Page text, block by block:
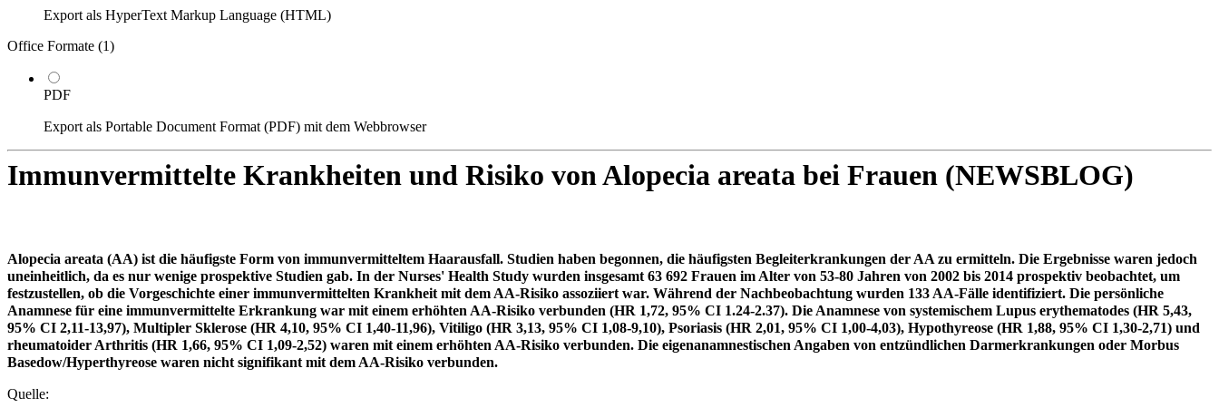
Export als HyperText Markup Language (HTML)
Office Formate (1)
PDF
Export als Portable Document Format (PDF) mit dem Webbrowser
Immunvermittelte Krankheiten und Risiko von Alopecia areata bei Frauen (NEWSBLOG)
Alopecia areata (AA) ist die häufigste Form von immunvermitteltem Haarausfall. Studien haben begonnen, die häufigsten Begleiterkrankungen der AA zu ermitteln. Die Ergebnisse waren jedoch
uneinheitlich, da es nur wenige prospektive Studien gab. In der Nurses' Health Study wurden insgesamt 63 692 Frauen im Alter von 53-80 Jahren von 2002 bis 2014 prospektiv beobachtet, um
festzustellen, ob die Vorgeschichte einer immunvermittelten Krankheit mit dem AA-Risiko assoziiert war. Während der Nachbeobachtung wurden 133 AA-Fälle identifiziert. Die persönliche
Anamnese für eine immunvermittelte Erkrankung war mit einem erhöhten AA-Risiko verbunden (HR 1,72, 95% CI 1.24-2.37). Die Anamnese von systemischem Lupus erythematodes (HR 5,43,
95% CI 2,11-13,97), Multipler Sklerose (HR 4,10, 95% CI 1,40-11,96), Vitiligo (HR 3,13, 95% CI 1,08-9,10), Psoriasis (HR 2,01, 95% CI 1,00-4,03), Hypothyreose (HR 1,88, 95% CI 1,30-2,71) und
rheumatoider Arthritis (HR 1,66, 95% CI 1,09-2,52) waren mit einem erhöhten AA-Risiko verbunden. Die eigenanamnestischen Angaben von entzündlichen Darmerkrankungen oder Morbus
Basedow/Hyperthyreose waren nicht signifikant mit dem AA-Risiko verbunden.
Quelle: